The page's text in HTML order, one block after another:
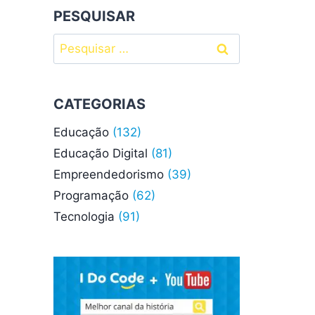
PESQUISAR
Pesquisar
por:
CATEGORIAS
Educação(132)
Educação Digital (81)
Empreendedorismo(39)
Programação(62)
Tecnologia (91)